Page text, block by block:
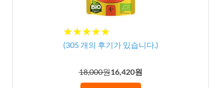
★★★★★
★★★★★
(305개의 후기가 있습니다.)
18,000원16,420원